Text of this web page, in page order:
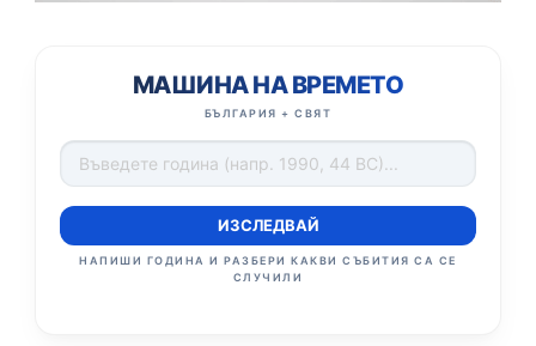
МАШИНА НА ВРЕМЕТО
БЪЛГАРИЯ + СВЯТ
ИЗСЛЕДВАЙ
НАПИШИ ГОДИНА И РАЗБЕРИ КАКВИ СЪБИТИЯ СА СЕ
СЛУЧИЛИ